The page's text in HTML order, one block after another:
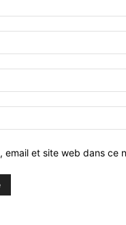
email et site web dans